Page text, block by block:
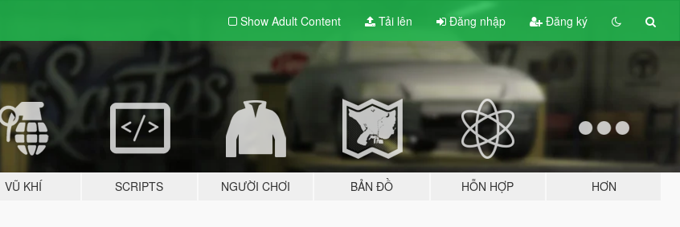
Show Adult Content Tải lên Đăng nhập Đăng ký
VŨ KHÍ SCRIPTS NGƯỜI CHƠI BẢN ĐỒ HỖN HỢP HƠN